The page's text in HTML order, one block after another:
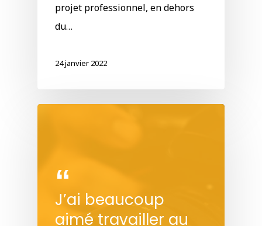
projet professionnel, en dehors
du…
24 janvier 2022
J’ai beaucoup
aimé travailler au